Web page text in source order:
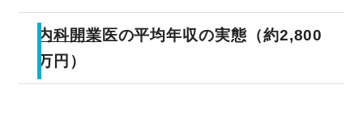
内科開業医の平均年収の実態（約2,800
万円）